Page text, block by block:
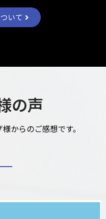
いて
の声
からのご感想です。